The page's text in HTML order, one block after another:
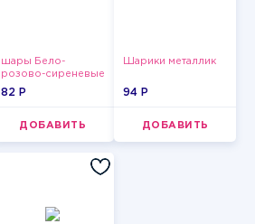
шары Бело-
розово-сиреневые
пастельные
82 P
ДОБАВИТЬ
Шарики металлик
94 P
ДОБАВИТЬ